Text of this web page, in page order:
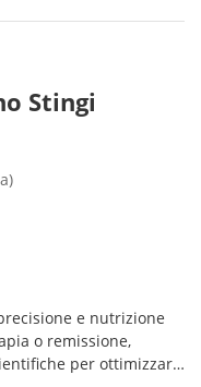
Stingi
e nutrizione
o remissione,
per ottimizzare